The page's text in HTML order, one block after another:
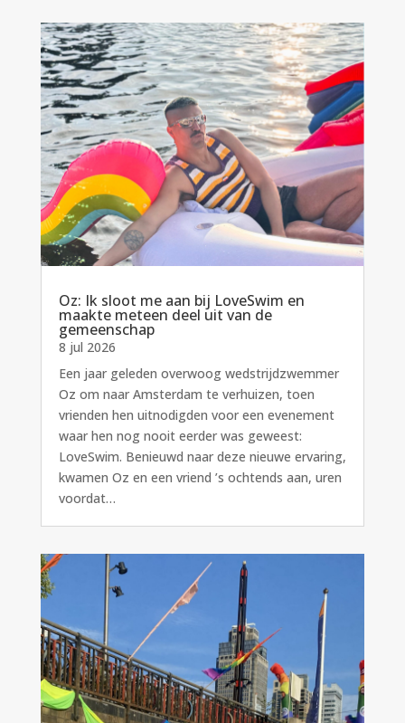
Oz: Ik sloot me aan bij LoveSwim en
maakte meteen deel uit van de
gemeenschap
8 jul 2026
Een jaar geleden overwoog wedstrijdzwemmer
Oz om naar Amsterdam te verhuizen, toen
vrienden hen uitnodigden voor een evenement
waar hen nog nooit eerder was geweest:
LoveSwim. Benieuwd naar deze nieuwe ervaring,
kwamen Oz en een vriend ’s ochtends aan, uren
voordat…